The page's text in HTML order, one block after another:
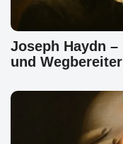
Joseph Haydn –
und